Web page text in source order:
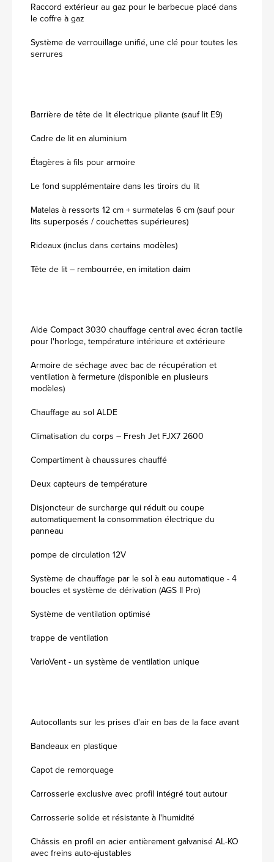
Raccord extérieur au gaz pour le barbecue placé dans
le coffre à gaz
Système de verrouillage unifié, une clé pour toutes les
serrures
Barrière de tête de lit électrique pliante (sauf lit E9)
Cadre de lit en aluminium
Étagères à fils pour armoire
Le fond supplémentaire dans les tiroirs du lit
Matelas à ressorts 12 cm + surmatelas 6 cm (sauf pour
lits superposés / couchettes supérieures)
Rideaux (inclus dans certains modèles)
Tête de lit – rembourrée, en imitation daim
Alde Compact 3030 chauffage central avec écran tactile
pour l'horloge, température intérieure et extérieure
Armoire de séchage avec bac de récupération et
ventilation à fermeture (disponible en plusieurs
modèles)
Chauffage au sol ALDE
Climatisation du corps – Fresh Jet FJX7 2600
Compartiment à chaussures chauffé
Deux capteurs de température
Disjoncteur de surcharge qui réduit ou coupe
automatiquement la consommation électrique du
panneau
pompe de circulation 12V
Système de chauffage par le sol à eau automatique - 4
boucles et système de dérivation (AGS II Pro)
Système de ventilation optimisé
trappe de ventilation
VarioVent - un système de ventilation unique
Autocollants sur les prises d'air en bas de la face avant
Bandeaux en plastique
Capot de remorquage
Carrosserie exclusive avec profil intégré tout autour
Carrosserie solide et résistante à l'humidité
Châssis en profil en acier entièrement galvanisé AL-KO
avec freins auto-ajustables